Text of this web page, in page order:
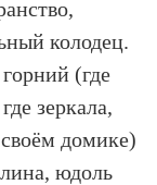
колодец.
(где
зеркала,
домике)
юдоль